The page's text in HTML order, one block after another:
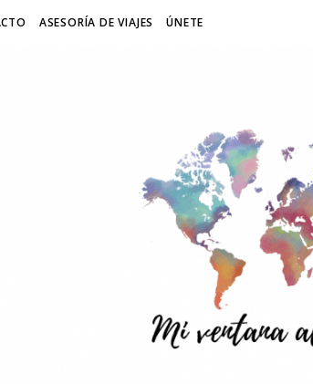
ASESORÍA DE VIAJES ÚNETE